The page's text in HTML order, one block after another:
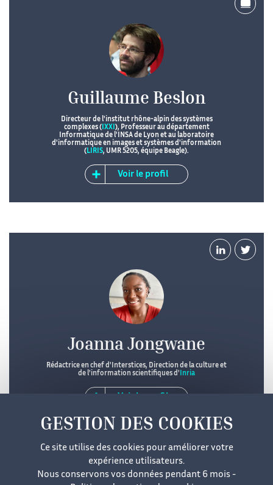
Guillaume Beslon
Directeur de l'institut rhône-alpin des systèmes
complexes ( IXXI ), Professeur au département
Informatique de l'INSA de Lyon et au laboratoire
d'informatique en images et systèmes d'information
( LIRIS, UMR 5205, équipe Beagle).
Voir le profil
Joanna Jongwane
Rédactrice en chef d'Interstices, Direction de la culture et
de l'information scientifiques d' Inria
Ce site utilise des cookies pour améliorer votre
expérience utilisateurs.
Nous conservons vos données pendant 6 mois -